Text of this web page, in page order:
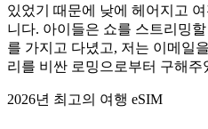
있었기 때문에 낮에 헤어지고
니다. 아이들은 쇼를 스트리밍
를 가지고 다녔고, 저는 이메일
리를 비싼 로밍으로부터 구해주
2026년 최고의 여행 eSIM